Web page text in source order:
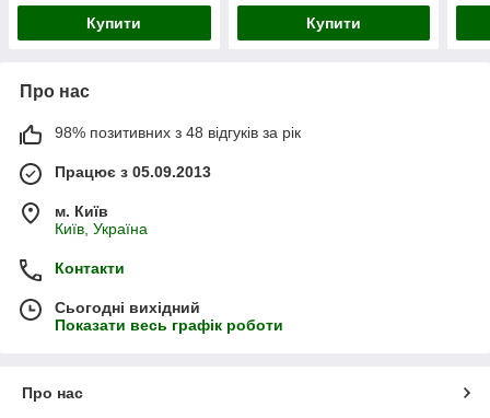
Купити Купити
Про нас
98% позитивних з 48 відгуків за рік
Працює з 05.09.2013
м. Київ
Київ, Україна
Контакти
Сьогодні вихідний
Показати весь графік роботи
Про нас